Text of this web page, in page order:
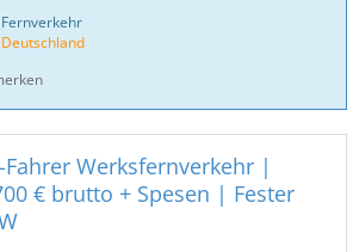
Fernverkehr
Deutschland
Fahrer Werksfernverkehr |
€ brutto + Spesen | Fester